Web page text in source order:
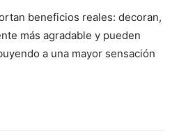
beneficios reales: decoran,
más agradable y pueden
a una mayor sensación